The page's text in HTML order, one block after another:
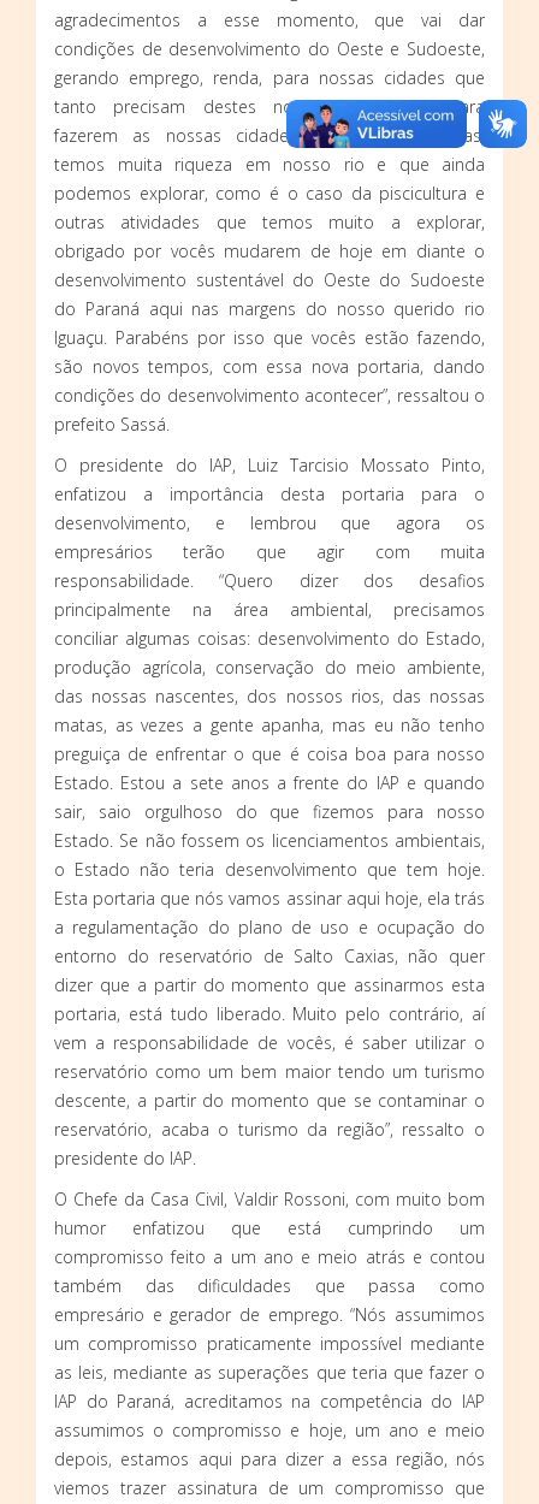
agradecimentos a esse momento, que vai dar
condições de desenvolvimento do Oeste e Sudoeste,
gerando emprego, renda, para nossas cidades que
tanto precisam destes novos investidores para
fazerem as nossas cidades serem reconhecidas,
temos muita riqueza em nosso rio e que ainda
podemos explorar, como é o caso da piscicultura e
outras atividades que temos muito a explorar,
obrigado por vocês mudarem de hoje em diante o
desenvolvimento sustentável do Oeste do Sudoeste
do Paraná aqui nas margens do nosso querido rio
Iguaçu. Parabéns por isso que vocês estão fazendo,
são novos tempos, com essa nova portaria, dando
condições do desenvolvimento acontecer”, ressaltou o
prefeito Sassá.
O presidente do IAP, Luiz Tarcisio Mossato Pinto,
enfatizou a importância desta portaria para o
desenvolvimento, e lembrou que agora os
empresários terão que agir com muita
responsabilidade. “Quero dizer dos desafios
principalmente na área ambiental, precisamos
conciliar algumas coisas: desenvolvimento do Estado,
produção agrícola, conservação do meio ambiente,
das nossas nascentes, dos nossos rios, das nossas
matas, as vezes a gente apanha, mas eu não tenho
preguiça de enfrentar o que é coisa boa para nosso
Estado. Estou a sete anos a frente do IAP e quando
sair, saio orgulhoso do que fizemos para nosso
Estado. Se não fossem os licenciamentos ambientais,
o Estado não teria desenvolvimento que tem hoje.
Esta portaria que nós vamos assinar aqui hoje, ela trás
a regulamentação do plano de uso e ocupação do
entorno do reservatório de Salto Caxias, não quer
dizer que a partir do momento que assinarmos esta
portaria, está tudo liberado. Muito pelo contrário, aí
vem a responsabilidade de vocês, é saber utilizar o
reservatório como um bem maior tendo um turismo
descente, a partir do momento que se contaminar o
reservatório, acaba o turismo da região”, ressalto o
presidente do IAP.
O Chefe da Casa Civil, Valdir Rossoni, com muito bom
humor enfatizou que está cumprindo um
compromisso feito a um ano e meio atrás e contou
também das dificuldades que passa como
empresário e gerador de emprego. “Nós assumimos
um compromisso praticamente impossível mediante
as leis, mediante as superações que teria que fazer o
IAP do Paraná, acreditamos na competência do IAP
assumimos o compromisso e hoje, um ano e meio
depois, estamos aqui para dizer a essa região, nós
viemos trazer assinatura de um compromisso que